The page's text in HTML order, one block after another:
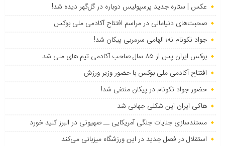
عکس | ستاره جدید پرسپولیس دوباره در گل‌گهر دیده شد!
صحبت‌های دنیامالی در مراسم افتتاح آکادمی ملی بوکس
جواد نکونام نه؛ الهامی سرمربی پیکان شد!
بوکس ایران پس از ۸۵ سال صاحب آکادمی تیم های ملی شد
افتتاح آکادمی ملی بوکس با حضور وزیر ورزش
حضور جواد نکونام در پیکان منتفی شد!
هاکی ایران این شکلی جهانی شد
مستندسازی جنایات جنگی آمریکایی ــ صهیونی در البرز کلید خورد
استقلال در فصل جدید در این ورزشگاه میزبانی می‌کند